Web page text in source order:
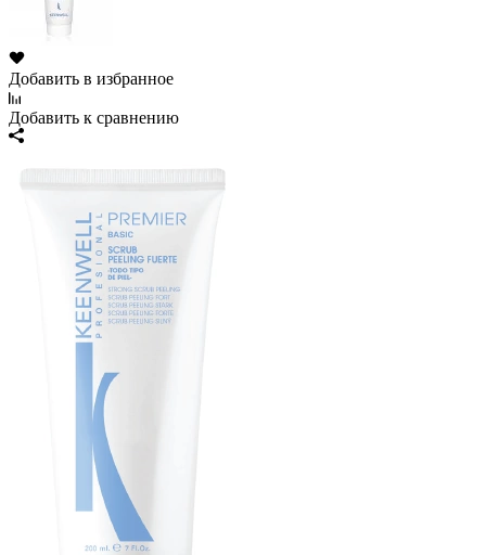
Добавить в избранное
Добавить к сравнению